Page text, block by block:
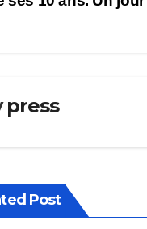
press
Post